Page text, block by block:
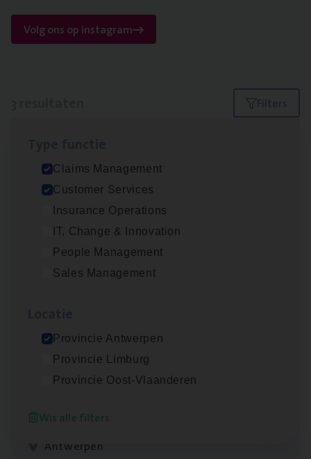
Volg ons op instagram
Filters
Claims Management
Customer Services
Insurance Operations
IT, Change & Innovation
People Management
Sales Management
Provincie Antwerpen
Provincie Limburg
Provincie Oost-Vlaanderen
Wis alle filters
Claims­hand­ler Fleet&
Claims Management
Antwerpen
Cus­to­mer Care Expert
Antwerpen
Claims Management
Antwerpen